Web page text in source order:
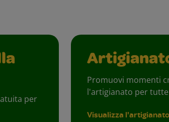
per
Promuovi momenti
l'artigianato per tutte
Visualizza l'artigianato